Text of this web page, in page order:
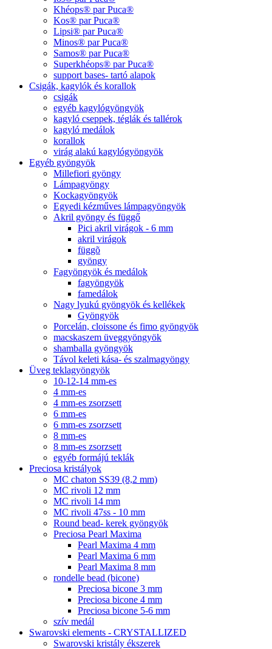
Khéops® par Puca®
Kos® par Puca®
Lipsi® par Puca®
Minos® par Puca®
Samos® par Puca®
Superkhéops® par Puca®
support bases- tartó alapok
Csigák, kagylók és korallok
csigák
egyéb kagylógyöngyök
kagyló cseppek, téglák és tallérok
kagyló medálok
korallok
virág alakú kagylógyöngyök
Egyéb gyöngyök
Millefiori gyöngy
Lámpagyöngy
Kockagyöngyök
Egyedi kézműves lámpagyöngyök
Akril gyöngy és függő
Pici akril virágok - 6 mm
akril virágok
függõ
gyöngy
Fagyöngyök és medálok
fagyöngyök
famedálok
Nagy lyukú gyöngyök és kellékek
Gyöngyök
Porcelán, cloissone és fimo gyöngyök
macskaszem üveggyöngyök
shamballa gyöngyök
Távol keleti kása- és szalmagyöngy
Üveg teklagyöngyök
10-12-14 mm-es
4 mm-es
4 mm-es zsorzsett
6 mm-es
6 mm-es zsorzsett
8 mm-es
8 mm-es zsorzsett
egyéb formájú teklák
Preciosa kristályok
MC chaton SS39 (8,2 mm)
MC rivoli 12 mm
MC rivoli 14 mm
MC rivoli 47ss - 10 mm
Round bead- kerek gyöngyök
Preciosa Pearl Maxima
Pearl Maxima 4 mm
Pearl Maxima 6 mm
Pearl Maxima 8 mm
rondelle bead (bicone)
Preciosa bicone 3 mm
Preciosa bicone 4 mm
Preciosa bicone 5-6 mm
szív medál
Swarovski elements - CRYSTALLIZED
Swarovski kristály ékszerek